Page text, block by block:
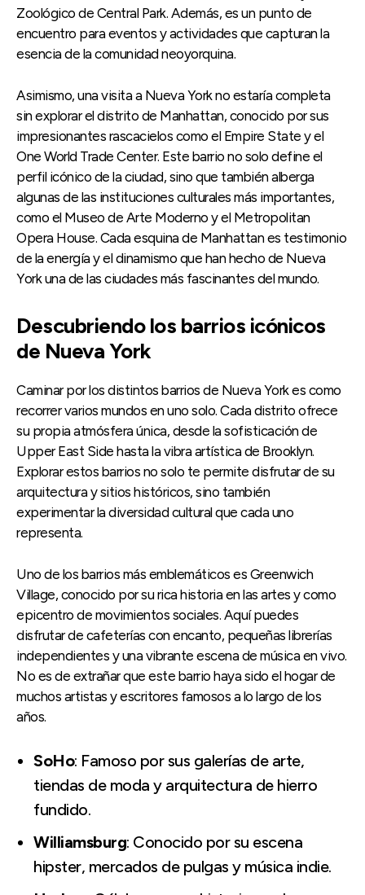
Zoológico de Central Park. Además, es un punto de
encuentro para eventos y actividades que capturan la
esencia de la comunidad neoyorquina.
Asimismo, una visita a Nueva York no estaría completa
sin explorar el distrito de Manhattan, conocido por sus
impresionantes rascacielos como el Empire State y el
One World Trade Center. Este barrio no solo define el
perfil icónico de la ciudad, sino que también alberga
algunas de las instituciones culturales más importantes,
como el Museo de Arte Moderno y el Metropolitan
Opera House. Cada esquina de Manhattan es testimonio
de la energía y el dinamismo que han hecho de Nueva
York una de las ciudades más fascinantes del mundo.
Descubriendo los barrios icónicos
de Nueva York
Caminar por los distintos barrios de Nueva York es como
recorrer varios mundos en uno solo. Cada distrito ofrece
su propia atmósfera única, desde la sofisticación de
Upper East Side hasta la vibra artística de Brooklyn.
Explorar estos barrios no solo te permite disfrutar de su
arquitectura y sitios históricos, sino también
experimentar la diversidad cultural que cada uno
representa.
Uno de los barrios más emblemáticos es Greenwich
Village, conocido por su rica historia en las artes y como
epicentro de movimientos sociales. Aquí puedes
disfrutar de cafeterías con encanto, pequeñas librerías
independientes y una vibrante escena de música en vivo.
No es de extrañar que este barrio haya sido el hogar de
muchos artistas y escritores famosos a lo largo de los
años.
SoHo: Famoso por sus galerías de arte,
tiendas de moda y arquitectura de hierro
fundido.
Williamsburg: Conocido por su escena
hipster, mercados de pulgas y música indie.